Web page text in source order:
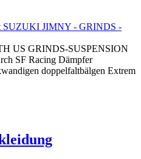
SUZUKI JIMNY - GRINDS -
US GRINDS-SUSPENSION
SF Racing Dämpfer
doppelfaltbälgen Extrem